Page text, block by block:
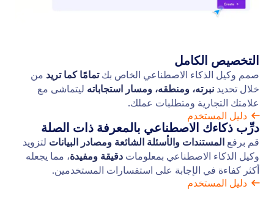
استنساخ نفسك
أنشئ صورة رمزية استناداً إلى نفسك. قم بتحميل صورتك
أو وصف نفسك، وخصص الخلفية، وابدأ في استخدام
مستنسخ عميل الذكاء الاصطناعي الخاص بك.